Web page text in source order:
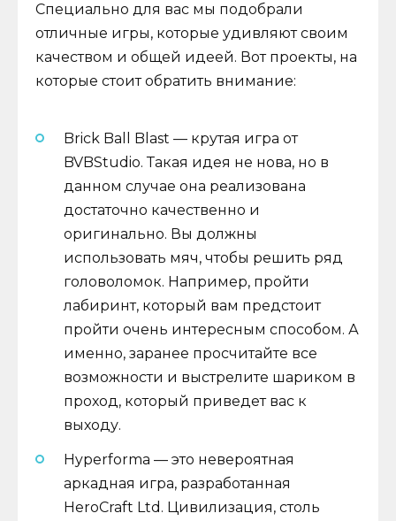
Специально для вас мы подобрали
отличные игры, которые удивляют своим
качеством и общей идеей. Вот проекты, на
которые стоит обратить внимание:
Brick Ball Blast — крутая игра от
BVBStudio. Такая идея не нова, но в
данном случае она реализована
достаточно качественно и
оригинально. Вы должны
использовать мяч, чтобы решить ряд
головоломок. Например, пройти
лабиринт, который вам предстоит
пройти очень интересным способом. А
именно, заранее просчитайте все
возможности и выстрелите шариком в
проход, который приведет вас к
выходу.
Hyperforma — это невероятная
аркадная игра, разработанная
HeroCraft Ltd. Цивилизация, столь